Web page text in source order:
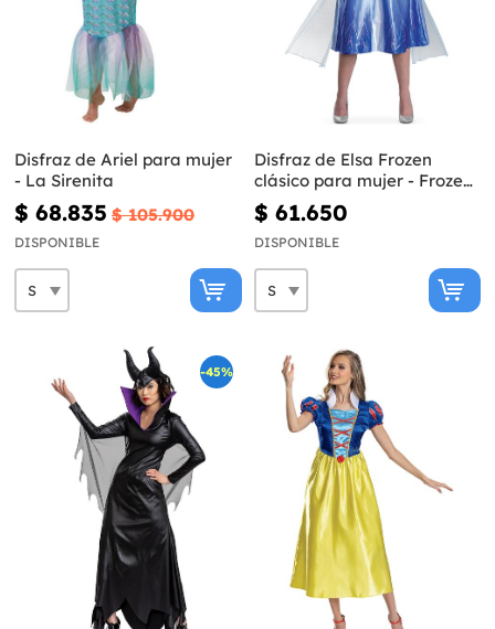
Disfraz de Ariel para mujer
- La Sirenita
$ 68.835 $ 105.900
DISPONIBLE
Disfraz de Elsa Frozen
clásico para mujer - Frozen
II
$ 61.650
DISPONIBLE
-45%